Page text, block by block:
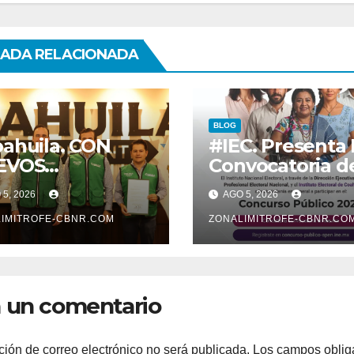
RELACIONADA
CON
5, 2026
CBNR.COM
BLOG
#IEC. Presenta
Convocatoria
Concurso
2026
AGO 5, 2026
ZONALIMITROFE-
un comentario
de correo electrónico no será publicada. Los campos